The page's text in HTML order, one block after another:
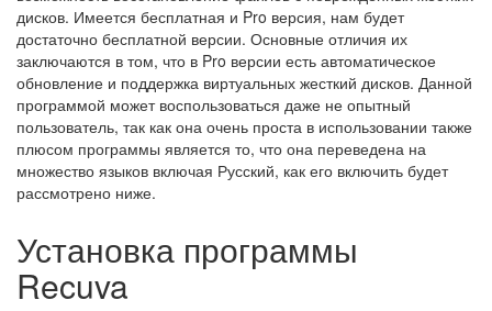
дисков. Имеется бесплатная и Pro версия, нам будет
достаточно бесплатной версии. Основные отличия их
заключаются в том, что в Pro версии есть автоматическое
обновление и поддержка виртуальных жесткий дисков. Данной
программой может воспользоваться даже не опытный
пользователь, так как она очень проста в использовании также
плюсом программы является то, что она переведена на
множество языков включая Русский, как его включить будет
рассмотрено ниже.
Установка программы
Recuva